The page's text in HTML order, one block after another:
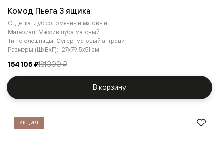
Комод Пьега 3 ящика
Отделка: Дуб соломенный матовый
Материал: Массив дуба матовый
Тип столешницы: Супер-матовый антрацит
Размеры (ШxВxГ): 127x79,5x51 см
154 105 ₽181 300 ₽
В корзину
АКЦИЯ